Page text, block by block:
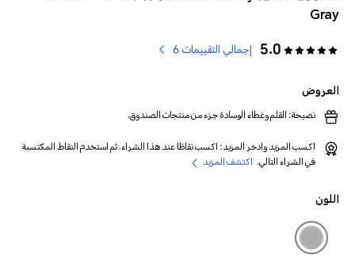
Gray
5.0 إجمالي التقييمات 6
العروض
نصيحة: القلم وغطاء الوسادة جزء من منتجات الصندوق.
اكسب المزيد وادخر المزيد: اكسب نقاطًا عند هذا الشراء، ثم استخدم النقاط المكتسبة
في الشراء التالي. اكتشف المزيد
اللون